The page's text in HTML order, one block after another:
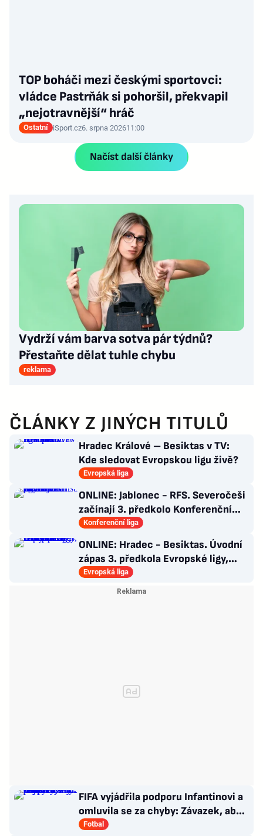
TOP boháči mezi českými sportovci:
vládce Pastrňák si pohoršil, překvapil
„nejotravnější“ hráč
Ostatní iSport.cz6. srpna 202611:00
Načíst další články
Vydrží vám barva sotva pár týdnů?
Přestaňte dělat tuhle chybu
reklama
ČLÁNKY Z JINÝCH TITULŮ
Hradec Králové – Besiktas v TV:
Kde sledovat Evropskou ligu živě?
Evropská liga
ONLINE: Jablonec - RFS. Severočeši
začínají 3. předkolo Konferenční
ligy na domácím hřišti
Konferenční liga
ONLINE: Hradec - Besiktas. Úvodní
zápas 3. předkola Evropské ligy,
nastoupí za hosty Černý?
Evropská liga
FIFA vyjádřila podporu Infantinovi a
omluvila se za chyby: Závazek, aby
se již neopakovaly
Fotbal